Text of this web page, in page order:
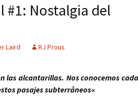
#1: Nostalgia del
Laird RJ Prous
las alcantarillas. Nos conocemos cada
pasajes subterráneos«